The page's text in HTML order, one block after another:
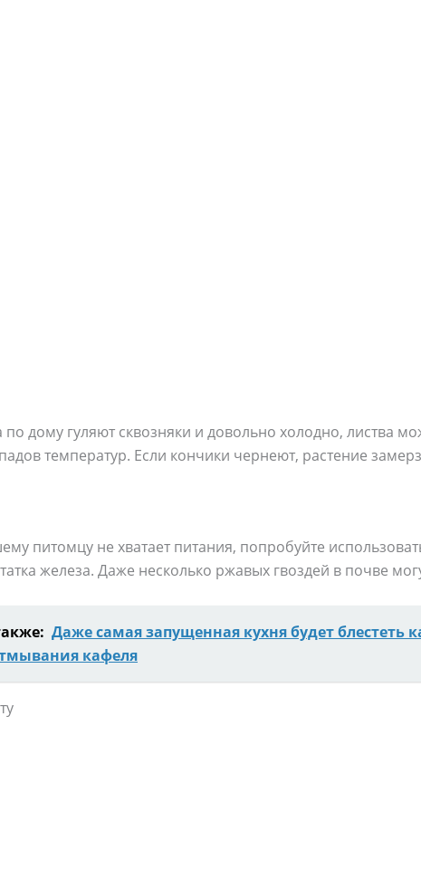
по дому гуляют сквозняки и довольно холодно, листва
температур. Если кончики чернеют, растение
питомцу не хватает питания, попробуйте
железа. Даже несколько ржавых гвоздей в почве
Даже самая запущенная кухня будет блестеть
кафеля